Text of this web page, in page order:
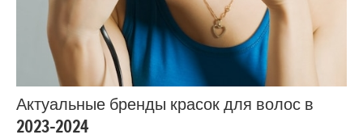
Актуальные бренды красок для волос в
2023-2024